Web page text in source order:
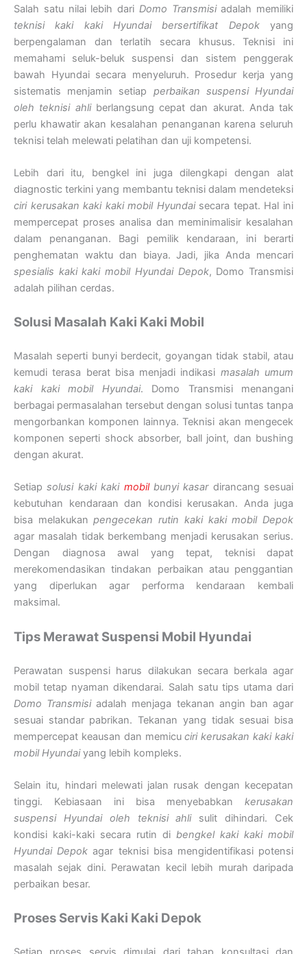
Salah satu nilai lebih dari Domo Transmisiadalah memiliki
teknisi kaki kaki Hyundai bersertifikat Depokyang
berpengalaman dan terlatih secara khusus. Teknisi ini
memahami seluk-beluk suspensi dan sistem penggerak
bawah Hyundai secara menyeluruh. Prosedur kerja yang
sistematis menjamin setiap perbaikan suspensi Hyundai
oleh teknisi ahliberlangsung cepat dan akurat. Anda tak
perlu khawatir akan kesalahan penanganan karena seluruh
teknisi telah melewati pelatihan dan uji kompetensi.
Lebih dari itu, bengkel ini juga dilengkapi dengan alat
diagnostic terkini yang membantu teknisi dalam mendeteksi
ciri kerusakan kaki kaki mobil Hyundaisecara tepat. Hal ini
mempercepat proses analisa dan meminimalisir kesalahan
dalam penanganan. Bagi pemilik kendaraan, ini berarti
penghematan waktu dan biaya. Jadi, jika Anda mencari
spesialis kaki kaki mobil Hyundai Depok, Domo Transmisi
adalah pilihan cerdas.
Solusi Masalah Kaki Kaki Mobil
Masalah seperti bunyi berdecit, goyangan tidak stabil, atau
kemudi terasa berat bisa menjadi indikasi masalah umum
kaki kaki mobil Hyundai. Domo Transmisi menangani
berbagai permasalahan tersebut dengan solusi tuntas tanpa
mengorbankan komponen lainnya. Teknisi akan mengecek
komponen seperti shock absorber, ball joint, dan bushing
dengan akurat.
Setiapsolusi kaki kakimobilbunyi kasardirancang sesuai
kebutuhan kendaraan dan kondisi kerusakan. Anda juga
bisa melakukanpengecekan rutin kaki kaki mobil Depok
agar masalah tidak berkembang menjadi kerusakan serius.
Dengan diagnosa awal yang tepat, teknisi dapat
merekomendasikan tindakan perbaikan atau penggantian
yang diperlukan agar performa kendaraan kembali
maksimal.
Tips Merawat Suspensi Mobil Hyundai
Perawatan suspensi harus dilakukan secara berkala agar
mobil tetap nyaman dikendarai. Salah satu tips utama dari
Domo Transmisiadalah menjaga tekanan angin ban agar
sesuai standar pabrikan. Tekanan yang tidak sesuai bisa
mempercepat keausan dan memicuciri kerusakan kaki kaki
mobil Hyundaiyang lebih kompleks.
Selain itu, hindari melewati jalan rusak dengan kecepatan
tinggi. Kebiasaan ini bisa menyebabkan kerusakan
suspensi Hyundai oleh teknisi ahlisulit dihindari. Cek
kondisi kaki-kaki secara rutin di bengkel kaki kaki mobil
Hyundai Depok agar teknisi bisa mengidentifikasi potensi
masalah sejak dini. Perawatan kecil lebih murah daripada
perbaikan besar.
Proses Servis Kaki Kaki Depok